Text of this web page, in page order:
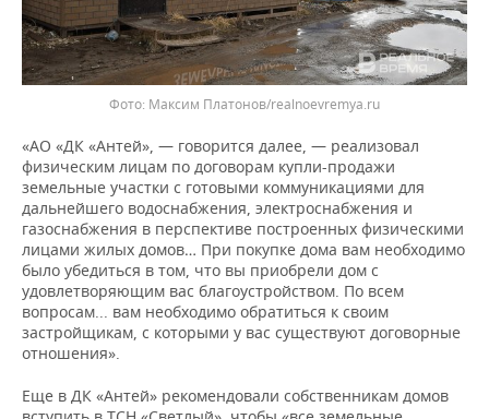
Максим Платонов/realnoevremya.ru
«АО «ДК «Антей», — говорится далее, — реализовал
физическим лицам по договорам купли-продажи
земельные участки с готовыми коммуникациями для
дальнейшего водоснабжения, электроснабжения и
газоснабжения в перспективе построенных физическими
лицами жилых домов… При покупке дома вам необходимо
было убедиться в том, что вы приобрели дом с
удовлетворяющим вас благоустройством. По всем
вопросам... вам необходимо обратиться к своим
застройщикам, с которыми у вас существуют договорные
отношения».
Еще в ДК «Антей» рекомендовали собственникам домов